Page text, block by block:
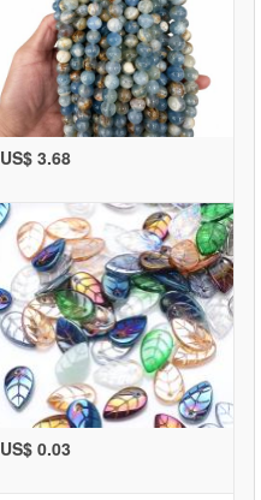
US$ 3.68
US$ 0.03